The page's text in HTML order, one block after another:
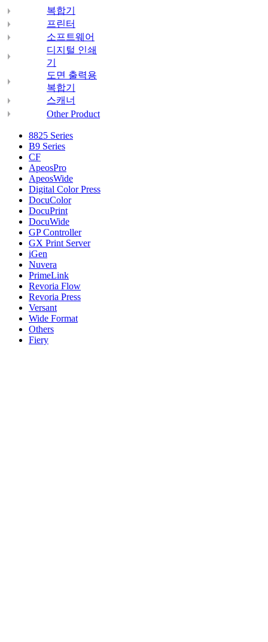
복합기
프린터
소프트웨어
디지털 인쇄
기
도면 출력용
복합기
스캐너
Other Product
8825 Series
B9 Series
CF
ApeosPro
ApeosWide
Digital Color Press
DocuColor
DocuPrint
DocuWide
GP Controller
GX Print Server
iGen
Nuvera
PrimeLink
Revoria Flow
Revoria Press
Versant
Wide Format
Others
Fiery